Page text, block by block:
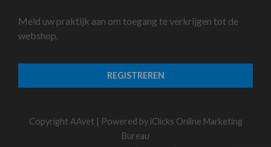
Meld uw praktijk aan om toegang te verkrijgen tot de
webshop.
REGISTREREN
Copyright AAvet | Powered by iClicks Online Marketing
Bureau